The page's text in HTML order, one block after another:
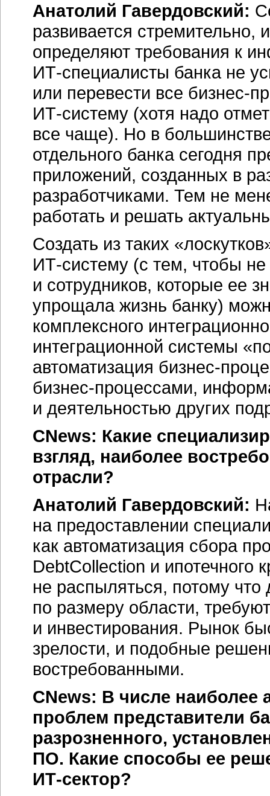
Анатолий Гавердовский:
развивается стремительно,
определяют требования к
ИТ-специалисты банка не
или перевести все бизнес-
ИТ-систему (хотя надо
все чаще). Но в
отдельного банка сегодня
приложений, созданных в
разработчиками. Тем не
работать и решать
Создать из таких
ИТ-систему (с тем, чтобы
и сотрудников, которые ее
упрощала жизнь банку)
комплексного
интеграционной системы
автоматизация бизнес-
бизнес-процессами,
и деятельностью других
CNews: Какие
взгляд, наиболее
отрасли?
Анатолий Гавердовский:
на предоставлении
как автоматизация сбора
DebtCollection и ипотечного
не распыляться, потому
по размеру области,
и инвестирования. Рынок
зрелости, и подобные
востребованными.
CNews: В числе
проблем представители
разрозненного,
ПО. Какие способы ее
ИТ-сектор?